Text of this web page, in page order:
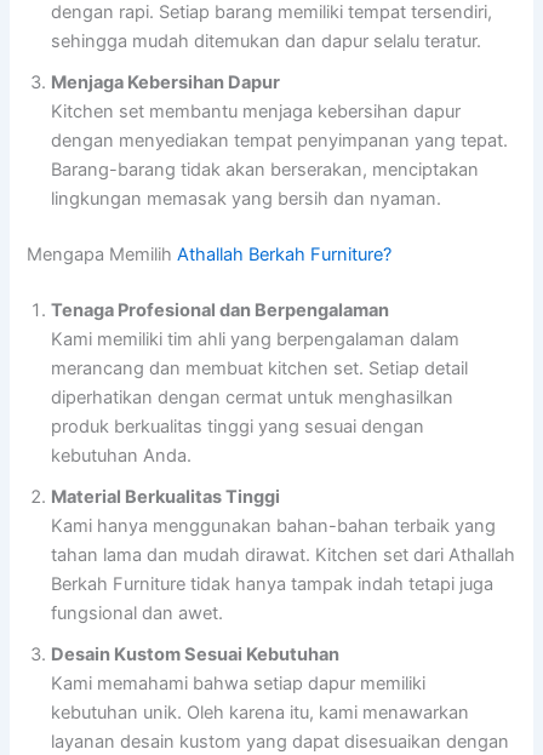
dengan rapi. Setiap barang memiliki tempat tersendiri,
sehingga mudah ditemukan dan dapur selalu teratur.
Menjaga Kebersihan Dapur
Kitchen set membantu menjaga kebersihan dapur
dengan menyediakan tempat penyimpanan yang tepat.
Barang-barang tidak akan berserakan, menciptakan
lingkungan memasak yang bersih dan nyaman.
Mengapa MemilihAthallah Berkah Furniture?
Tenaga Profesional dan Berpengalaman
Kami memiliki tim ahli yang berpengalaman dalam
merancang dan membuat kitchen set. Setiap detail
diperhatikan dengan cermat untuk menghasilkan
produk berkualitas tinggi yang sesuai dengan
kebutuhan Anda.
Material Berkualitas Tinggi
Kami hanya menggunakan bahan-bahan terbaik yang
tahan lama dan mudah dirawat. Kitchen set dari Athallah
Berkah Furniture tidak hanya tampak indah tetapi juga
fungsional dan awet.
Desain Kustom Sesuai Kebutuhan
Kami memahami bahwa setiap dapur memiliki
kebutuhan unik. Oleh karena itu, kami menawarkan
layanan desain kustom yang dapat disesuaikan dengan